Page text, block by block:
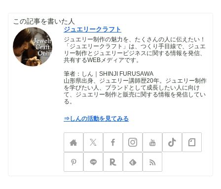
この記事を書いた人
ジュエリークラフト
ジュエリー制作の魅力を、たくさんの人に伝えたい！
「ジュエリークラフト」は、つくり手目線で、ジュエ
リー制作とジュエリービジネスに関する情報を発信、
共有するWEBメディアです。
筆者：しん｜SHINJI FURUSAWA
山形県出身、ジュエリー講師歴20年。ジュエリー制作
を学びたい人、ブランドとして成長したい人に向け
て、ジュエリー制作と販売に関する情報を発信してい
る。
⇒しんの活動を見てみる